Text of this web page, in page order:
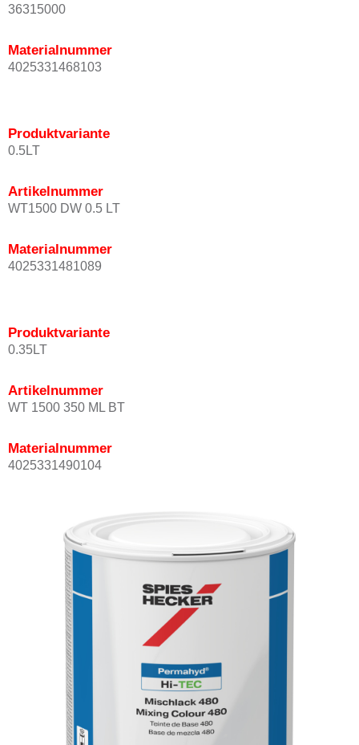
36315000
Materialnummer
4025331468103
Produktvariante
0.5LT
Artikelnummer
WT1500 DW 0.5 LT
Materialnummer
4025331481089
Produktvariante
0.35LT
Artikelnummer
WT 1500 350 ML BT
Materialnummer
4025331490104